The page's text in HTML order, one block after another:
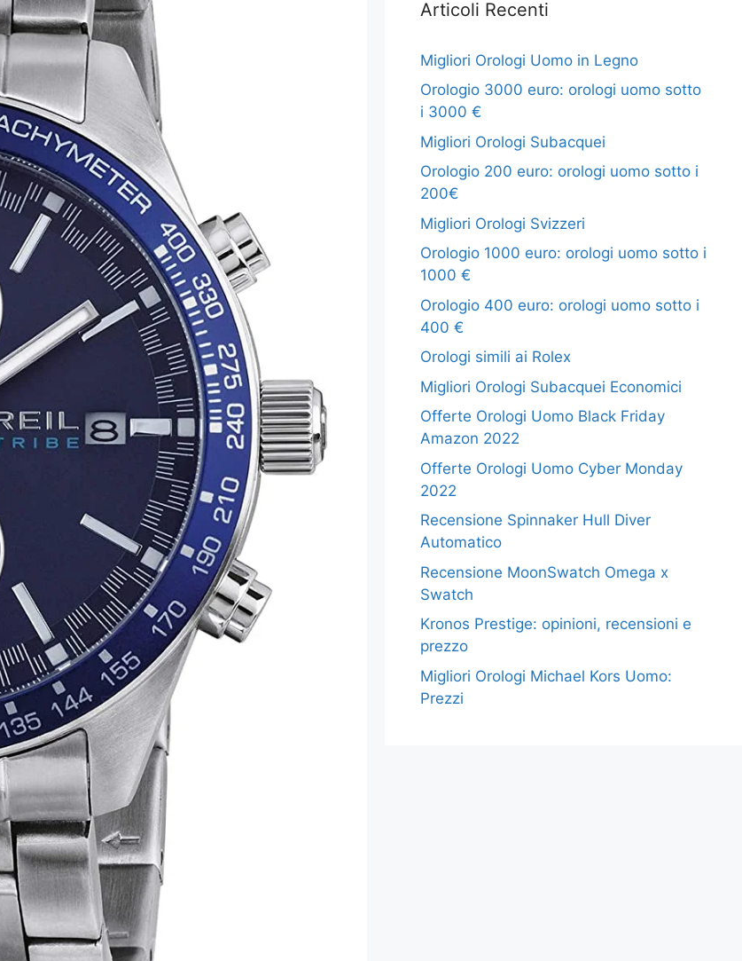
Articoli Recenti
Migliori Orologi Uomo in Legno
Orologio 3000 euro: orologi uomo sotto
i 3000 €
Migliori Orologi Subacquei
Orologio 200 euro: orologi uomo sotto i
200€
Migliori Orologi Svizzeri
Orologio 1000 euro: orologi uomo sotto i
1000 €
Orologio 400 euro: orologi uomo sotto i
400 €
Orologi simili ai Rolex
Migliori Orologi Subacquei Economici
Offerte Orologi Uomo Black Friday
Amazon 2022
Offerte Orologi Uomo Cyber Monday
2022
Recensione Spinnaker Hull Diver
Automatico
Recensione MoonSwatch Omega x
Swatch
Kronos Prestige: opinioni, recensioni e
prezzo
Migliori Orologi Michael Kors Uomo:
Prezzi